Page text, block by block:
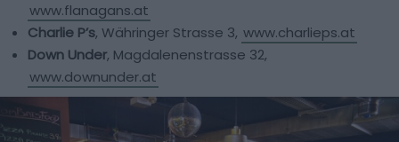
www.flanagans.at
Charlie P’s, Währinger Strasse 3, www.charlieps.at
Down Under, Magdalenenstrasse 32,
www.downunder.at